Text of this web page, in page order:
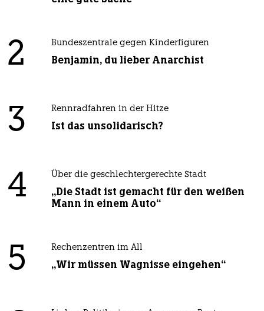
2 Bundeszentrale gegen Kinderfiguren
Benjamin, du lieber Anarchist
3 Rennradfahren in der Hitze
Ist das unsolidarisch?
4 Über die geschlechtergerechte Stadt
„Die Stadt ist gemacht für den weißen
Mann in einem Auto“
5 Rechenzentren im All
„Wir müssen Wagnisse eingehen“